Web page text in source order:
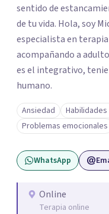
sentido de
de tu vida. Hola, soy
especialista en
acompañando a
es el integrativo,
humano.
Ansiedad
Problemas emocionales
WhatsApp
Online
Terapia online